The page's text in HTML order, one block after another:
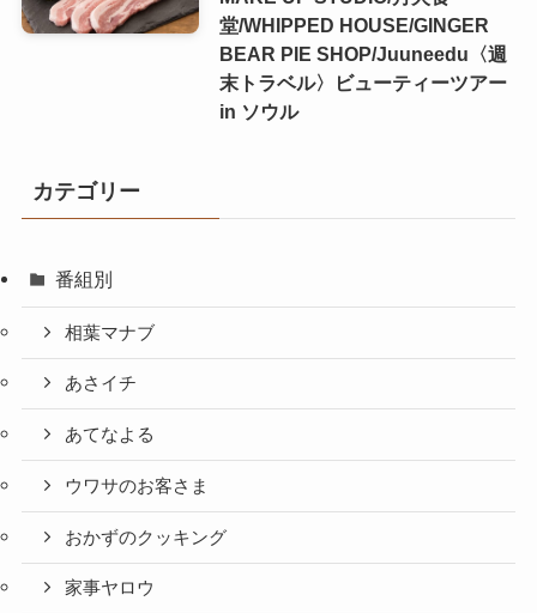
堂/WHIPPED HOUSE/GINGER
BEAR PIE SHOP/Juuneedu〈週
末トラベル〉ビューティーツアー
in ソウル
カテゴリー
番組別
相葉マナブ
あさイチ
あてなよる
ウワサのお客さま
おかずのクッキング
家事ヤロウ